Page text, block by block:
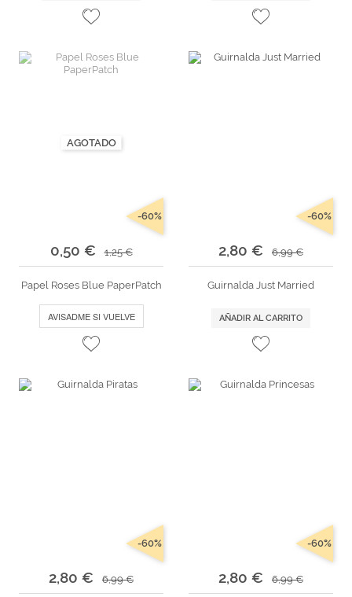
AGOTADO
0,50 € 1,25 €
-60%
Papel Roses Blue PaperPatch
AVISADME SI VUELVE
2,80 € 6,99 €
-60%
Guirnalda Just Married
AÑADIR AL CARRITO
2,80 € 6,99 €
-60%
2,80 € 6,99 €
-60%